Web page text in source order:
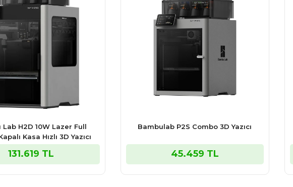
Lab H2D 10W Lazer Full
Kasa Hızlı 3D Yazıcı
131.619 TL
Bambulab P2S Combo 3D Yazıcı
45.459 TL